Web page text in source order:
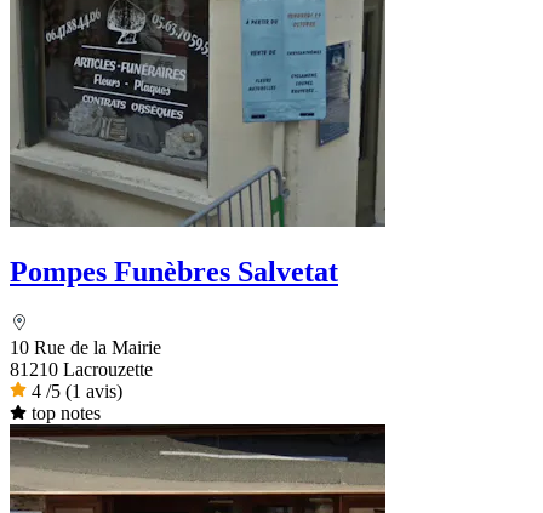
Pompes Funèbres Salvetat
10 Rue de la Mairie
81210 Lacrouzette
4 /5 (1 avis)
top notes